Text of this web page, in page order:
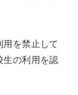
を禁止して
生の利用を認